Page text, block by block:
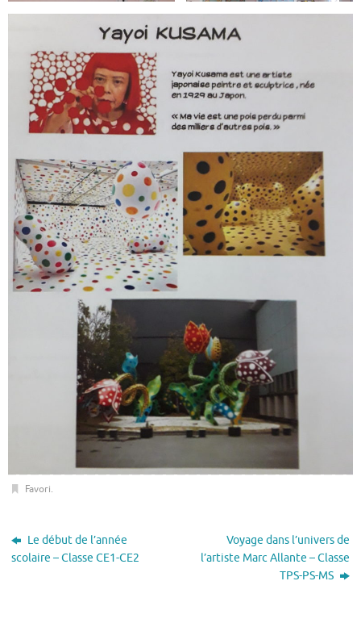
Favori.
Le début de l’année
scolaire – Classe CE1-CE2
Voyage dans l’univers de
l’artiste Marc Allante – Classe
TPS-PS-MS